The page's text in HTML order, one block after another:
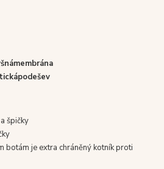
membrána
podešev
špičky
botám je extra chráněný kotník proti